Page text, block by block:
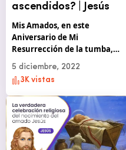
ascendidos? | Jesús
Mis Amados, en este
Aniversario de Mi
Resurrección de la tumba,…
5 diciembre, 2022
3K vistas